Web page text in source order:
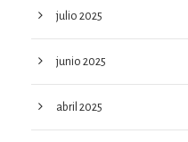
julio 2025
junio 2025
abril 2025